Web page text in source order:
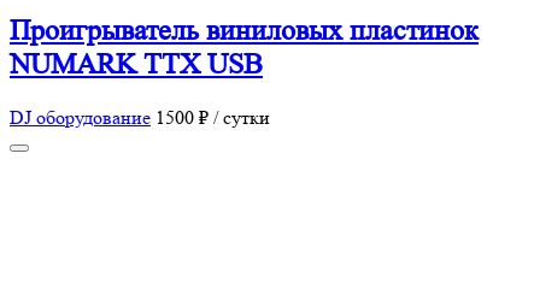
Проигрыватель виниловых пластинок
NUMARK TTX USB
DJ оборудование 1500 ₽ / сутки